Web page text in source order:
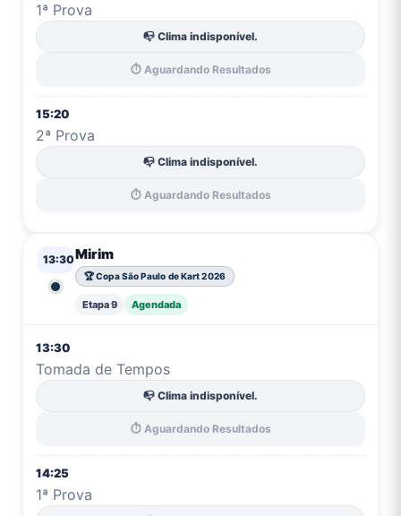
1ª Prova
📭 Clima indisponível.
⏱️ Aguardando Resultados
15:20
2ª Prova
📭 Clima indisponível.
⏱️ Aguardando Resultados
13:30Mirim
🏆 Copa São Paulo de Kart 2026
Etapa 9 Agendada
13:30
Tomada de Tempos
📭 Clima indisponível.
⏱️ Aguardando Resultados
14:25
1ª Prova